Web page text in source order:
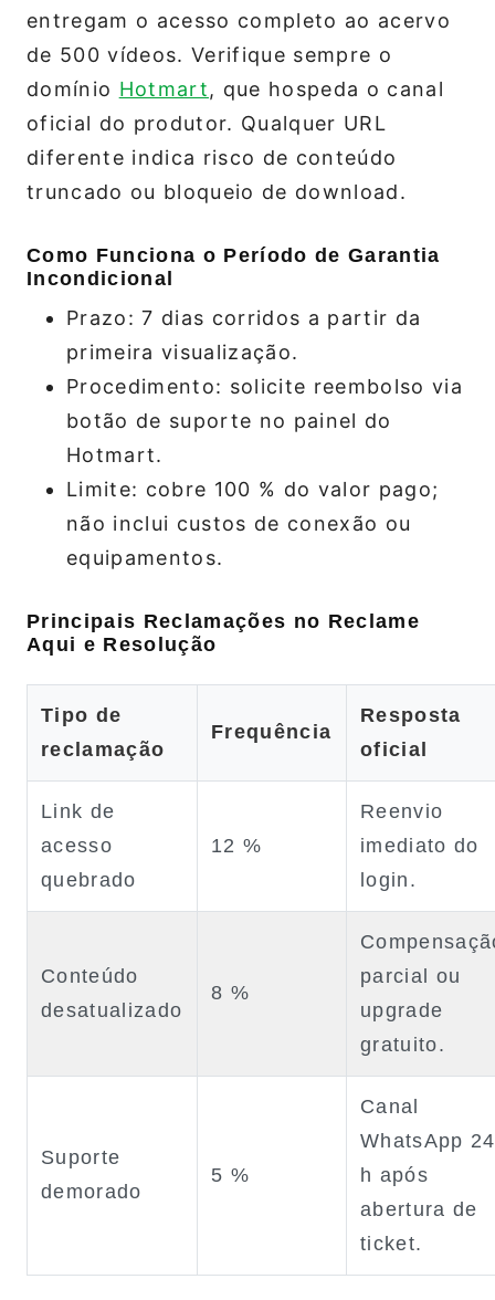
entregam o acesso completo ao acervo
de 500 vídeos. Verifique sempre o
domínio Hotmart, que hospeda o canal
oficial do produtor. Qualquer URL
diferente indica risco de conteúdo
truncado ou bloqueio de download.
Como Funciona o Período de Garantia
Incondicional
Prazo: 7 dias corridos a partir da
primeira visualização.
Procedimento: solicite reembolso via
botão de suporte no painel do
Hotmart.
Limite: cobre 100 % do valor pago;
não inclui custos de conexão ou
equipamentos.
Principais Reclamações no Reclame
Aqui e Resolução
Tipo de
reclamação
Frequência
Resposta
oficial
Link de
acesso
quebrado
12 %
Reenvio
imediato do
login.
Conteúdo
desatualizado
8 %
parcial ou
upgrade
gratuito.
Suporte
demorado
5 %
Canal
WhatsApp 24
h após
abertura de
ticket.